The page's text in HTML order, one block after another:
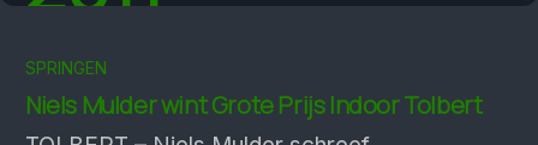
SPRINGEN
Niels Mulder wint Grote Prijs Indoor Tolbert